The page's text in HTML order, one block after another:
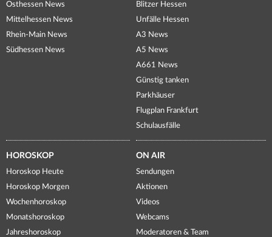
Osthessen News
Mittelhessen News
Rhein-Main News
Südhessen News
Blitzer Hessen
Unfälle Hessen
A3 News
A5 News
A661 News
Günstig tanken
Parkhäuser
Flugplan Frankfurt
Schulausfälle
HOROSKOP
Horoskop Heute
Horoskop Morgen
Wochenhoroskop
Monatshoroskop
Jahreshoroskop
ON AIR
Sendungen
Aktionen
Videos
Webcams
Moderatoren & Team